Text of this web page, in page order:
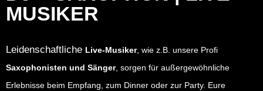
MUSIKER
Leidenschaftliche Live-Musiker, wie z.B. unsere Profi
Saxophonisten und Sänger, sorgen für außergewöhnliche
Erlebnisse beim Empfang, zum Dinner oder zur Party. Eure